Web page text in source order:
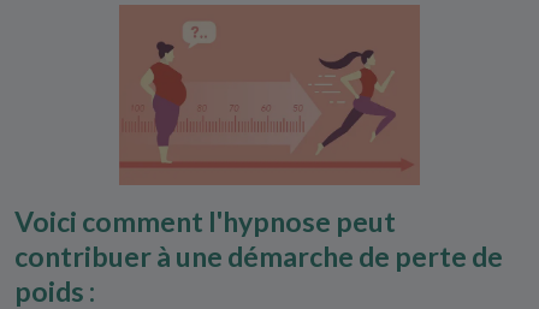
Voici comment l'hypnose peut
contribuer à une démarche de perte de
poids :